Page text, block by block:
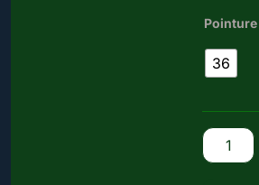
Pointure
36
quantité
de
Baskets
Montantes
Style
Urbain